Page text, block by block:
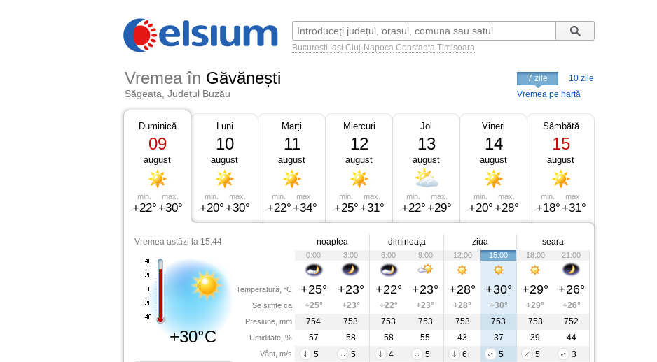
București Iași Cluj-Napoca Constanța Timișoara
Vremea în Găvănești
Săgeata, Județul Buzău
7 zile
10 zile
Vremea pe hartă
Duminică
09
august
min.
+22°
max.
+30°
Luni
10
august
min.
+20°
max.
+30°
Marți
11
august
min.
+22°
max.
+34°
Miercuri
12
august
min.
+25°
max.
+31°
Joi
13
august
min.
+22°
max.
+29°
Vineri
14
august
min.
+20°
max.
+28°
Sâmbătă
15
august
min.
+18°
max.
+31°
Vremea astăzi la 15:44
+30°C
Temperatură, °C
Se simte ca
Presiune, mm
Umiditate, %
Vânt, m/s
noaptea dimineața ziua seara
0:00 3:00 6:00 9:00 12:00 15:00 18:00 21:00
+25° +23° +22° +23° +28° +30° +29° +26°
+25° +23° +22° +23° +28° +30° +29°
+26°
754
753 753 753 753 753 753
752
57
58 58 55 43 37 39
44
5
5 4 5 6 5 5
3